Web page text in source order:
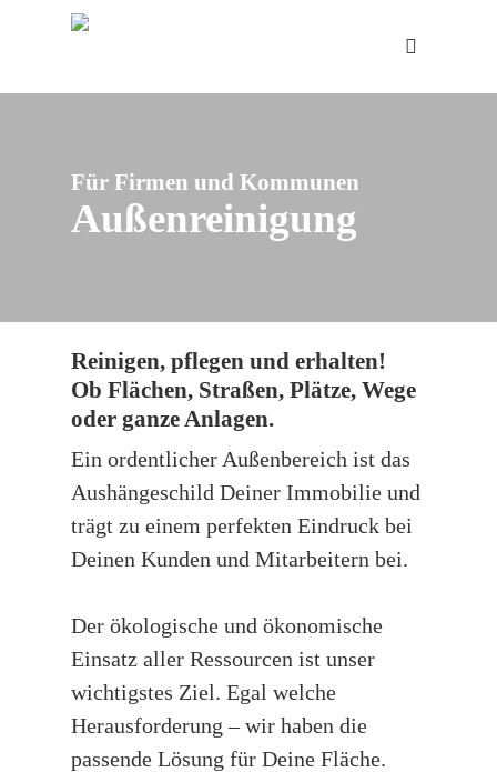
Für Firmen und Kommunen
Außenreinigung
Reinigen, pflegen und erhalten!
Ob Flächen, Straßen, Plätze, Wege
oder ganze Anlagen.
Ein ordentlicher Außenbereich ist das
Aushängeschild Deiner Immobilie und
trägt zu einem perfekten Eindruck bei
Deinen Kunden und Mitarbeitern bei.
Der ökologische und ökonomische
Einsatz aller Ressourcen ist unser
wichtigstes Ziel. Egal welche
Herausforderung – wir haben die
passende Lösung für Deine Fläche.